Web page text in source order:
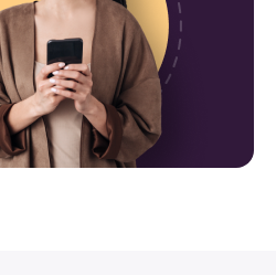
осуществляется с
выходные с 8:30 до 22:30.
удобное для
оформления заявки.
доставят заказанный
доставки товаров